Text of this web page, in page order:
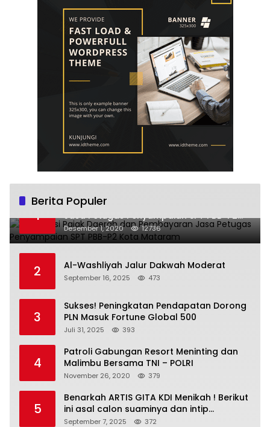
Berita Populer
1
Sosialisasi Pajak Daerah dan Pembayaran
Jasa Petugas Penyampaian SPT PBB-P2
Kota Mataram
Desember 1, 2020 12736
2 Al-Washliyah Jalur Dakwah Moderat
September 16, 2025 473
3
Sukses! Peningkatan Pendapatan Dorong
PLN Masuk Fortune Global 500
Juli 31, 2025 393
4
Patroli Gabungan Resort Meninting dan
Malimbu Bersama TNI – POLRI
November 26, 2020 379
5
Benarkah ARTIS GITA KDI Menikah ! Berikut
ini asal calon suaminya dan intip
undangannya
September 7, 2025 372